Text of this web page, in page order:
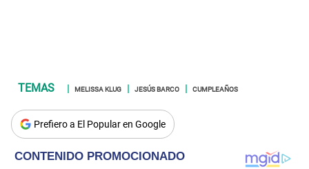
MELISSA KLUG JESÚS BARCO CUMPLEAÑOS
Prefiero a El Popular en Google